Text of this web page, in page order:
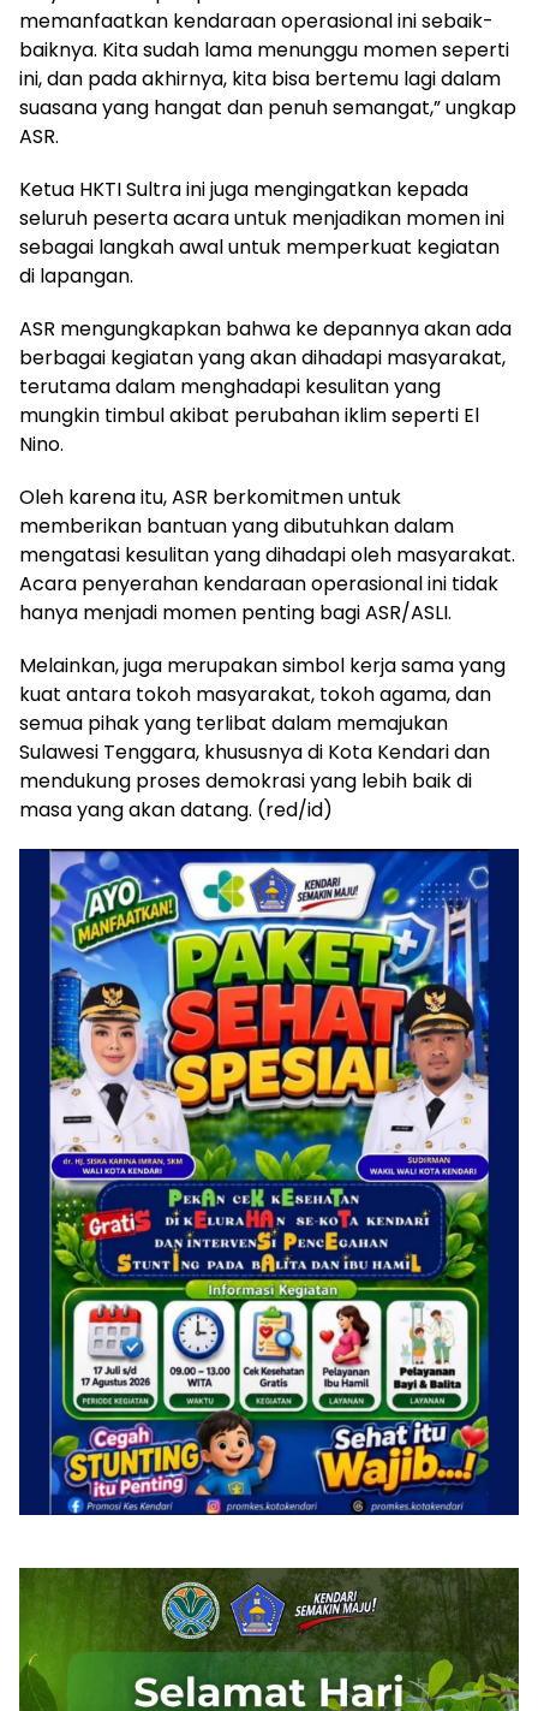
memanfaatkan kendaraan operasional ini sebaik-
baiknya. Kita sudah lama menunggu momen seperti
ini, dan pada akhirnya, kita bisa bertemu lagi dalam
suasana yang hangat dan penuh semangat,” ungkap
ASR.
Ketua HKTI Sultra ini juga mengingatkan kepada
seluruh peserta acara untuk menjadikan momen ini
sebagai langkah awal untuk memperkuat kegiatan
di lapangan.
ASR mengungkapkan bahwa ke depannya akan ada
berbagai kegiatan yang akan dihadapi masyarakat,
terutama dalam menghadapi kesulitan yang
mungkin timbul akibat perubahan iklim seperti El
Nino.
Oleh karena itu, ASR berkomitmen untuk
memberikan bantuan yang dibutuhkan dalam
mengatasi kesulitan yang dihadapi oleh masyarakat.
Acara penyerahan kendaraan operasional ini tidak
hanya menjadi momen penting bagi ASR/ASLI.
Melainkan, juga merupakan simbol kerja sama yang
kuat antara tokoh masyarakat, tokoh agama, dan
semua pihak yang terlibat dalam memajukan
Sulawesi Tenggara, khususnya di Kota Kendari dan
mendukung proses demokrasi yang lebih baik di
masa yang akan datang. (red/id)